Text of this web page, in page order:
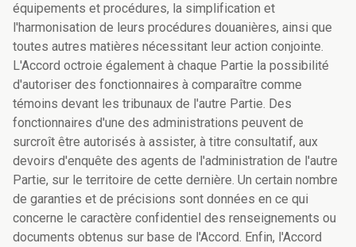
équipements et procédures, la simplification et
l'harmonisation de leurs procédures douanières, ainsi que
toutes autres matières nécessitant leur action conjointe.
L'Accord octroie également à chaque Partie la possibilité
d'autoriser des fonctionnaires à comparaître comme
témoins devant les tribunaux de l'autre Partie. Des
fonctionnaires d'une des administrations peuvent de
surcroît être autorisés à assister, à titre consultatif, aux
devoirs d'enquête des agents de l'administration de l'autre
Partie, sur le territoire de cette dernière. Un certain nombre
de garanties et de précisions sont données en ce qui
concerne le caractère confidentiel des renseignements ou
documents obtenus sur base de l'Accord. Enfin, l'Accord